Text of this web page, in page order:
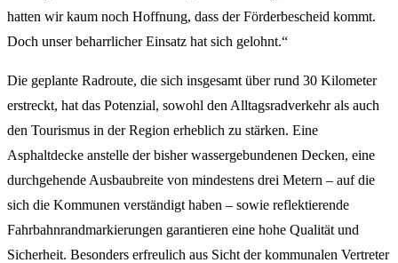
hatten wir kaum noch Hoffnung, dass der Förderbescheid kommt.
Doch unser beharrlicher Einsatz hat sich gelohnt.“
Die geplante Radroute, die sich insgesamt über rund 30 Kilometer
erstreckt, hat das Potenzial, sowohl den Alltagsradverkehr als auch
den Tourismus in der Region erheblich zu stärken. Eine
Asphaltdecke anstelle der bisher wassergebundenen Decken, eine
durchgehende Ausbaubreite von mindestens drei Metern – auf die
sich die Kommunen verständigt haben – sowie reflektierende
Fahrbahnrandmarkierungen garantieren eine hohe Qualität und
Sicherheit. Besonders erfreulich aus Sicht der kommunalen Vertreter